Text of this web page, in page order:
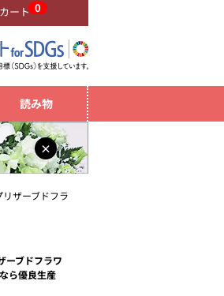
カート 0
読み物
×
リザーブドフラ
ーブドフラワ
ら優良生産